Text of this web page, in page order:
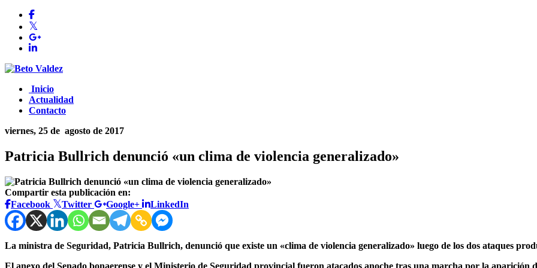
Inicio
Actualidad
Contacto
viernes, 25 de agosto de 2017
Patricia Bullrich denunció «un clima de violencia generalizado»
Compartir esta publicación en:
Facebook
Twitter Google+ LinkedIn
La ministra de Seguridad, Patricia Bullrich, denunció que existe un «clima de violencia generalizado» luego de los dos ataques
El anexo del Senado bonaerense y el Ministerio de Seguridad provincial fueron atacados anoche tras una marcha por la